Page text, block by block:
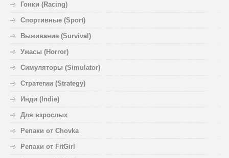
Гонки (Racing)
Спортивные (Sport)
Выживание (Survival)
Ужасы (Horror)
Симуляторы (Simulator)
Стратегии (Strategy)
Инди (Indie)
Для взрослых
Репаки от Chovka
Репаки от FitGirl